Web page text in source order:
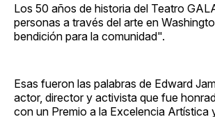
Los 50 años de historia del Teatro
personas a través del arte en
bendición para la comunidad".
Esas fueron las palabras de Edward
actor, director y activista que fue
con un Premio a la Excelencia Artística